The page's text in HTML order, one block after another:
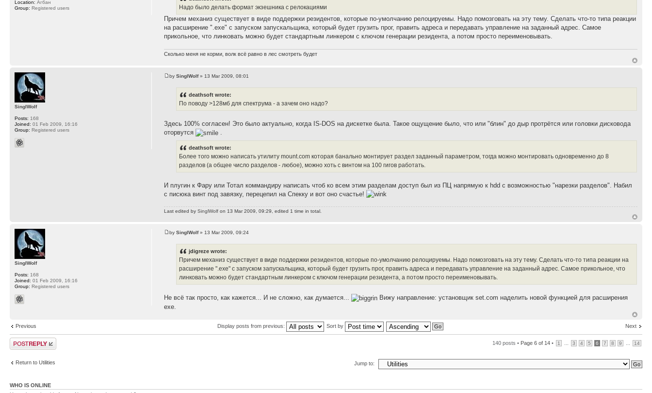
Надо было делать формат экзешника с релокациями
Причем механиз существует в виде поддержки резидентов, которые по-умолчанию релоцируемы. Надо помозговать на эту тему. Сделать что-то типа реакции
на расширение ".ехе" с запуском запускальщика, который будет грузить прог, править адреса и передавать управление на заданный адрес. Самое
прикольное, что линковать можно будет стандартным линкером с ключом генерации резидента, а потом просто переименовывать.
Сколько меня не корми, волк всё равно в лес смотреть будет
Location: Агбан
Group: Registered users
bySinglWolf» 13 Mar 2009, 08:01
deathsoft wrote:
По поводу >128мб для спектрума - а зачем оно надо?
Здесь 100% согласен! Это было актуально, когда IS-DOS на дискетке была. Такое ощущение было, что или "блин" до дыр протрётся или головки дисковода
оторвутся
deathsoft wrote:
Более того можно написать утилиту mount.com которая банально монтирует раздел заданный параметром, тогда можно монтировать одновременно до 8
разделов (а общее число разделов - любое), можно хоть с винтом на 100 гигов работать.
И плугин к Фару или Тотал коммандиру написать чтоб ко всем этим разделам доступ был из ПЦ напрямую к hdd с возможностью "нарезки разделов". Набил
с писюка винт под завязку, перецепил на Спекку и вот оно счастье!
Last edited bySinglWolf on 13 Mar 2009, 09:29, edited 1 time in total.
SinglWolf
Posts: 168
Joined: 01 Feb 2009, 16:16
Group: Registered users
bySinglWolf» 13 Mar 2009, 09:24
jdigreze wrote:
Причем механиз существует в виде поддержки резидентов, которые по-умолчанию релоцируемы. Надо помозговать на эту тему. Сделать что-то типа реакции на
расширение ".ехе" с запуском запускальщика, который будет грузить прог, править адреса и передавать управление на заданный адрес. Самое прикольное, что
линковать можно будет стандартным линкером с ключом генерации резидента, а потом просто переименовывать.
Не всё так просто, как кажется... И не сложно, как думается...
Вижу направление: установщик set.com наделить новой функцией для расширения
exe.
SinglWolf
Posts: 168
Joined: 01 Feb 2009, 16:16
Group: Registered users
Previous Next
Display posts from previous: Sort by
Post a reply 140 posts • Page 6 of 14 • 1 3 4 5 6 7 8 9 14
Return to Utilities Jump to:
WHO IS ONLINE